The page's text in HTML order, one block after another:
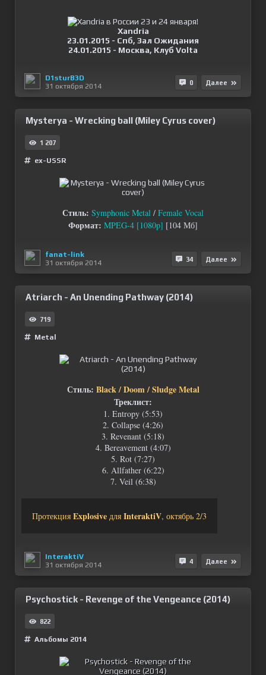
Xandria
23.01.2015 - Спб, Зал Ожидания
24.01.2015 - Москва, Клуб Volta
D1sturB3D
31 октября 2014
0 Далее
Mysterya - Wrecking ball (Miley Cyrus cover)
1 207
ex-USSR
Стиль: Symphonic Metal / Female Vocal
Формат: MPEG-4 [1080p] [104 Мб]
fanat-link
31 октября 2014
34 Далее
Atriarch - An Unending Pathway (2014)
719
Metal
Стиль: Black / Doom / Sludge Metal
Треклист:
1. Entropy (5:53)
2. Collapse (4:26)
3. Revenant (5:18)
4. Bereavement (4:07)
5. Rot (7:27)
6. Allfather (6:22)
7. Veil (6:38)
Протекция Explosive для InteraktiV, октябрь 2/3
InteraktiV
31 октября 2014
4 Далее
Psychostick - Revenge of the Vengeance (2014)
822
Альбомы 2014